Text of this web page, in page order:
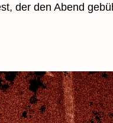
der den Abend